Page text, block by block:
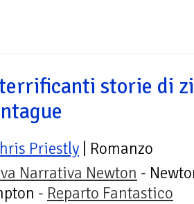
storie di
Priestly | Romanzo
Narrativa Newton -
- Reparto Fantastico